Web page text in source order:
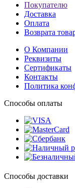
Покупателю
Доставка
Оплата
Возврата
О Компании
Реквизиты
Сертификаты
Контакты
Политика
Способы оплаты
Способы доставки